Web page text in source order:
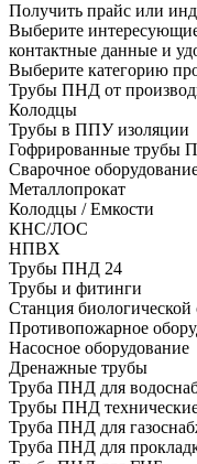
Получить прайс или
Выберите
контактные данные и
Выберите категорию
Трубы ПНД от
Колодцы
Трубы в ППУ изоляции
Гофрированные трубы
Сварочное
Металлопрокат
Колодцы / Емкости
КНС/ЛОС
НПВХ
Трубы ПНД 24
Трубы и фитинги
Cтанция биологической
Противопожарное
Насосное оборудование
Дренажные трубы
Труба ПНД для
Трубы ПНД
Труба ПНД для
Труба ПНД для